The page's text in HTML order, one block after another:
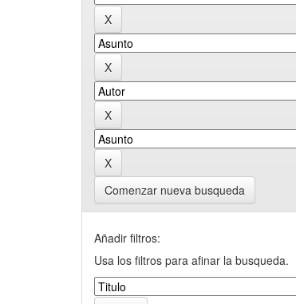
Comenzar nueva busqueda
Añadir filtros:
Usa los filtros para afinar la busqueda.